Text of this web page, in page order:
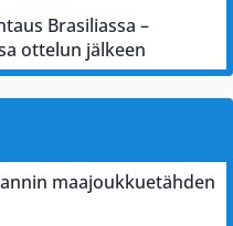
Brasiliassa –
ottelun jälkeen
maajoukkuetähden